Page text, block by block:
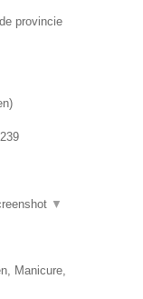
provincie
)
▼
Manicure,